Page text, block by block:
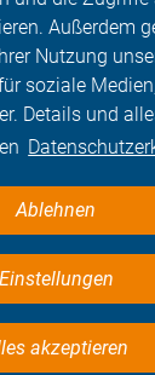
Außerdem
Nutzung
soziale
Details und
Ablehnen
Einstellungen
akzeptieren